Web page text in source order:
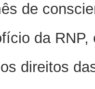
de
da
direitos